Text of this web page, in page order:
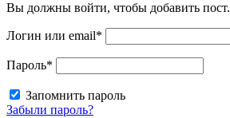
Вы должны войти, чтобы добавить пост.
Логин или email*
Пароль*
Запомнить пароль
Забыли пароль?